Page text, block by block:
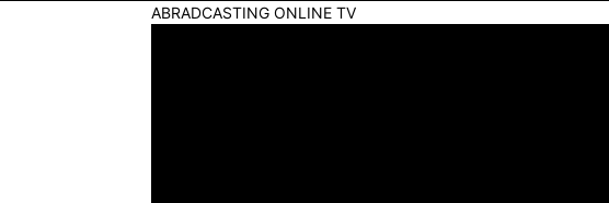
ABRADCASTING ONLINE TV